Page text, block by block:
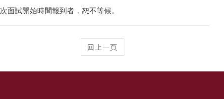
試開始時間報到者，恕不等候。